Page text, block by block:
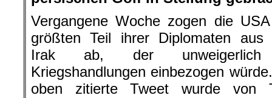
Vergangene Woche zogen die
größten Teil ihrer Diplomaten aus
Irak ab, der
Kriegshandlungen einbezogen
oben zitierte Tweet wurde von